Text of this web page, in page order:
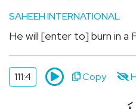
உதவிக்கு
விண்ணப்பிக்கவும்
SAHEEH INTERNATIONAL
He will [enter to] burn in a
111:4 Copy